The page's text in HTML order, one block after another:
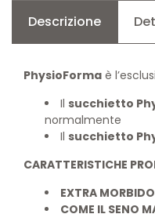
Descrizione
PhysioForma è
Il succhietto
normalmente
Il succhietto
CARATTERISTICHE
EXTRA MORBIDO
COME IL SENO